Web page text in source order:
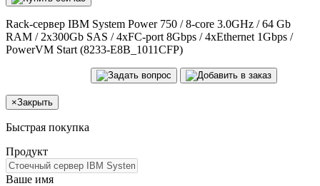
Rack-сервер IBM System Power 750 / 8-core 3.0GHz / 64 Gb
RAM / 2x300Gb SAS / 4xFC-port 8Gbps / 4xEthernet 1Gbps /
PowerVM Start (8233-E8B_1011CFP)
×Закрыть
Быстрая покупка
Продукт
Ваше имя